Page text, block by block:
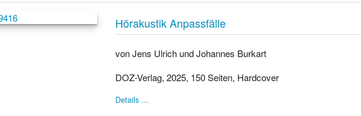
Hörakustik Anpassfälle
von Jens Ulrich und Johannes Burkart
DOZ-Verlag, 2025, 150 Seiten, Hardcover
Details …